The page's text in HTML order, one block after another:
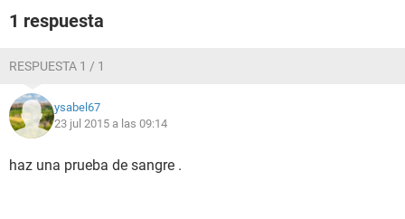
1 respuesta
RESPUESTA 1 / 1
ysabel67
23 jul 2015 a las 09:14
haz una prueba de sangre .